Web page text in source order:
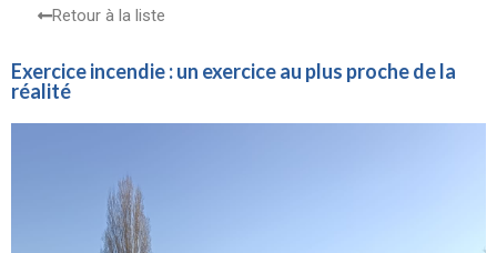
Retour à la liste
Exercice incendie : un exercice au plus proche de la
réalité